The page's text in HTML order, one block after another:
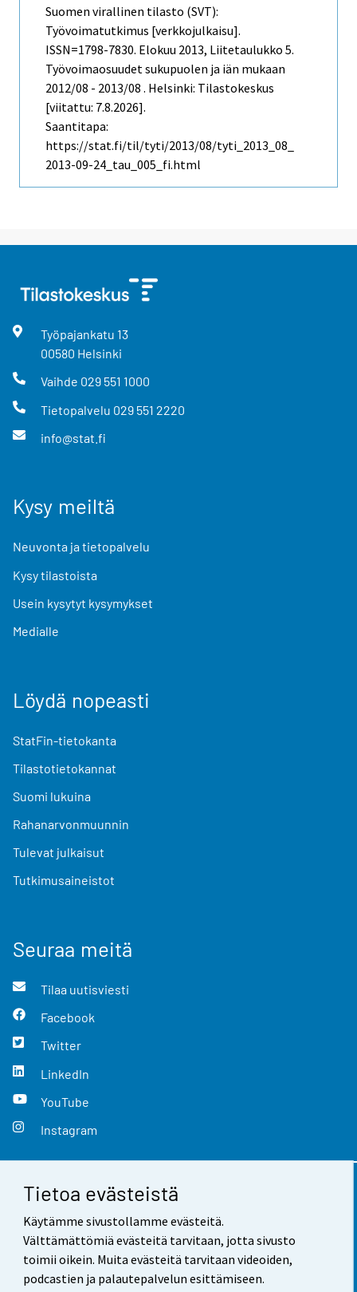
Tietoa evästeistä
Käytämme sivustollamme evästeitä.
Välttämättömiä evästeitä tarvitaan, jotta sivusto
toimii oikein. Muita evästeitä tarvitaan videoiden,
podcastien ja palautepalvelun esittämiseen.
Suomen virallinen tilasto (SVT):
Työvoimatutkimus [verkkojulkaisu].
ISSN=1798-7830. Elokuu 2013, Liitetaulukko 5.
Työvoimaosuudet sukupuolen ja iän mukaan
2012/08 - 2013/08 . Helsinki: Tilastokeskus
[viitattu: 7.8.2026].
Saantitapa:
https://stat.fi/til/tyti/2013/08/tyti_2013_08_
2013-09-24_tau_005_fi.html
Työpajankatu 13
00580 Helsinki
Vaihde 029 551 1000
Tietopalvelu 029 551 2220
info@stat.fi
Kysy meiltä
Neuvonta ja tietopalvelu
Kysy tilastoista
Usein kysytyt kysymykset
Medialle
Löydä nopeasti
StatFin-tietokanta
Tilastotietokannat
Suomi lukuina
Rahanarvonmuunnin
Tulevat julkaisut
Tutkimusaineistot
Seuraa meitä
Tilaa uutisviesti
Facebook
Twitter
LinkedIn
YouTube
Instagram
Yhteystiedot
Palaute
Käyttöehdot